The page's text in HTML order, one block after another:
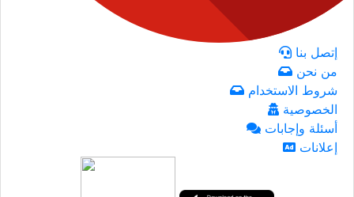
إتصل بنا
من نحن
شروط الاستخدام
الخصوصية
أسئلة وإجابات
إعلانات